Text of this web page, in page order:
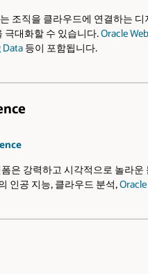
조직을 클라우드에 연결하는
극대화할 수 있습니다.Oracle
Data 등이 포함됩니다.
은 강력하고 시각적으로 놀라
인공 지능, 클라우드 분석,